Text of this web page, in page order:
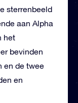
sterrenbeeld
aan Alpha
het
bevinden
en de twee
en